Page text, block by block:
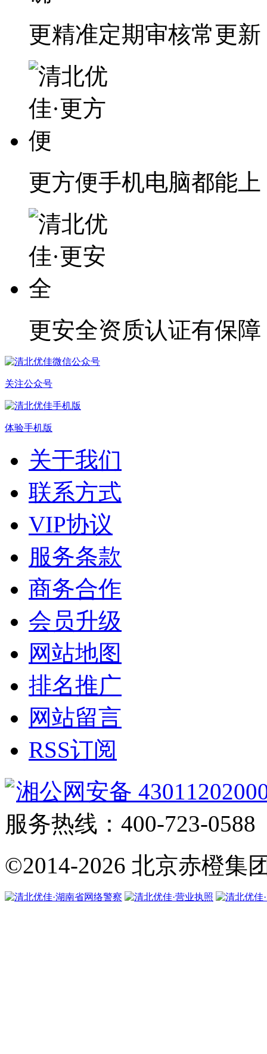
更精准定期审核常更新
更方便手机电脑都能上
更安全资质认证有保障
关注公众号
体验手机版
关于我们
联系方式
VIP协议
服务条款
商务合作
会员升级
网站地图
排名推广
网站留言
RSS订阅
湘公网安备
服务热线：400-723-0588
©2014-2026 北京赤橙集